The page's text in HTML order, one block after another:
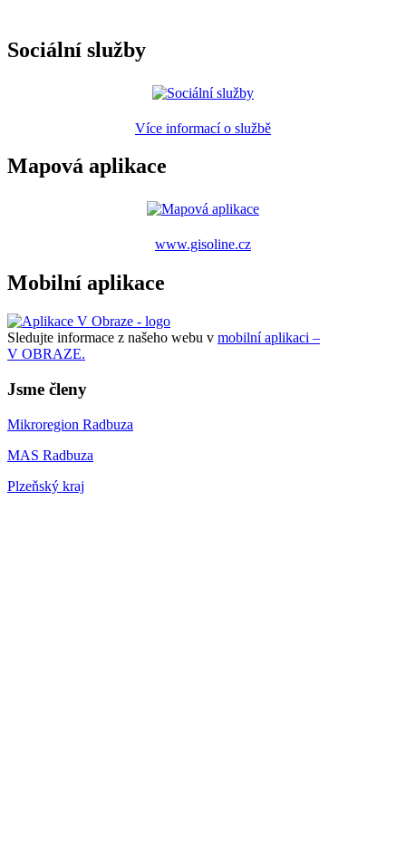
Sociální služby
Více informací o službě
Mapová aplikace
www.gisoline.cz
Mobilní aplikace
Sledujte informace z našeho webu v mobilní aplikaci –
V OBRAZE.
Jsme členy
Mikroregion Radbuza
MAS Radbuza
Plzeňský kraj